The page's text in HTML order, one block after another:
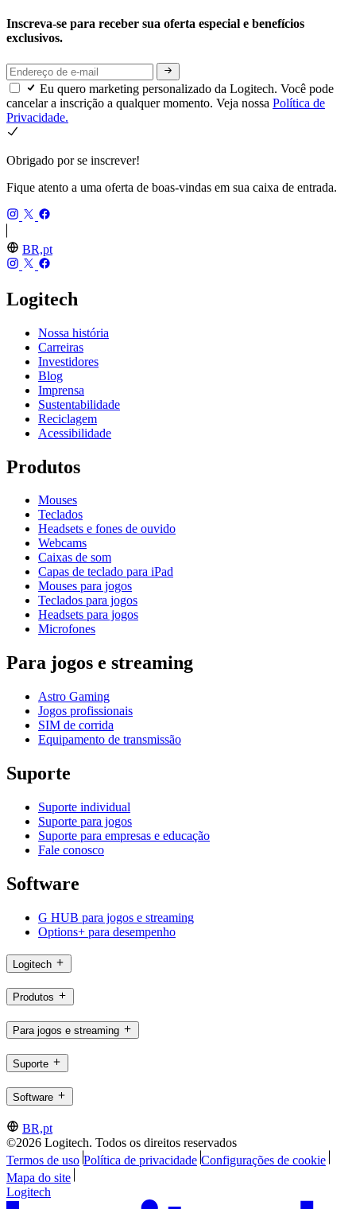
Inscreva-se para receber sua oferta especial e benefícios
exclusivos.
Eu quero marketing personalizado da Logitech. Você pode
cancelar a inscrição a qualquer momento. Veja nossa Política de
Privacidade.
Obrigado por se inscrever!
Fique atento a uma oferta de boas-vindas em sua caixa de entrada.
BR,pt
Logitech
Nossa história
Carreiras
Investidores
Blog
Imprensa
Sustentabilidade
Reciclagem
Acessibilidade
Produtos
Mouses
Teclados
Headsets e fones de ouvido
Webcams
Caixas de som
Capas de teclado para iPad
Mouses para jogos
Teclados para jogos
Headsets para jogos
Microfones
Para jogos e streaming
Astro Gaming
Jogos profissionais
SIM de corrida
Equipamento de transmissão
Suporte
Suporte individual
Suporte para jogos
Suporte para empresas e educação
Fale conosco
Software
G HUB para jogos e streaming
Options+ para desempenho
Logitech
Produtos
Para jogos e streaming
Suporte
Software
BR,pt
©2026 Logitech. Todos os direitos reservados
Termos de uso Política de privacidade Configurações de cookie
Mapa do site
Logitech